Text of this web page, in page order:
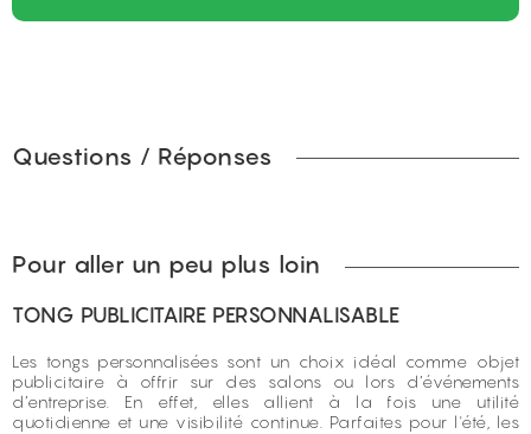
Questions / Réponses
Pour aller un peu plus loin
TONG PUBLICITAIRE PERSONNALISABLE
Les tongs personnalisées sont un choix idéal comme objet
publicitaire à offrir sur des salons ou lors d’événements
d’entreprise. En effet, elles allient à la fois une utilité
quotidienne et une visibilité continue. Parfaites pour l'été, les